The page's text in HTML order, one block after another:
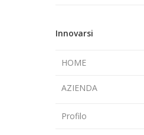
Innovarsi
HOME
AZIENDA
Profilo